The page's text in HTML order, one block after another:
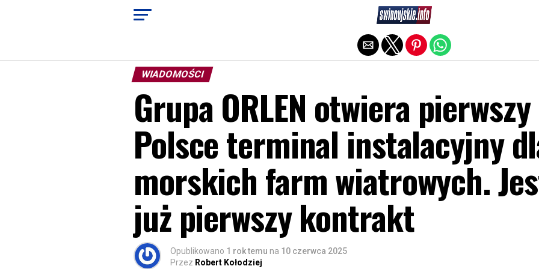
WIADOMOŚCI
Grupa ORLEN otwiera
Polsce terminal instalacyjny
morskich farm wiatrowych.
już pierwszy kontrakt
Opublikowano 1 rok temu na 10 czerwca 2025
Przez Robert Kołodziej
Exit mobile version